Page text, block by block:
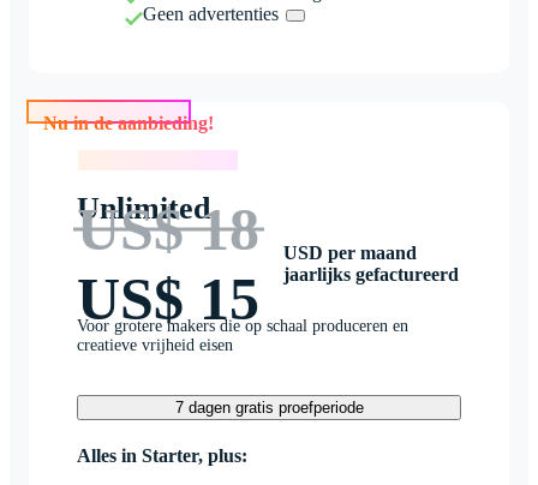
Geen advertenties
Nu in de aanbieding!
Unlimited
US$ 18
US$ 15
USD per maand
jaarlijks gefactureerd
Voor grotere makers die op schaal produceren en
creatieve vrijheid eisen
7 dagen gratis proefperiode
Alles in Starter, plus: